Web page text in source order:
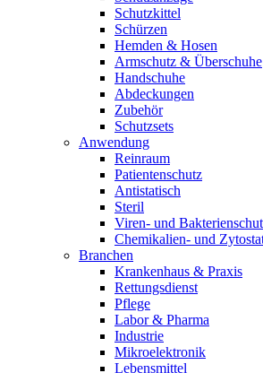
Schutzkittel
Schürzen
Hemden & Hosen
Armschutz & Überschuhe
Handschuhe
Abdeckungen
Zubehör
Schutzsets
Anwendung
Reinraum
Patientenschutz
Antistatisch
Steril
Viren- und
Chemikalien- und
Branchen
Krankenhaus & Praxis
Rettungsdienst
Pflege
Labor & Pharma
Industrie
Mikroelektronik
Lebensmittel